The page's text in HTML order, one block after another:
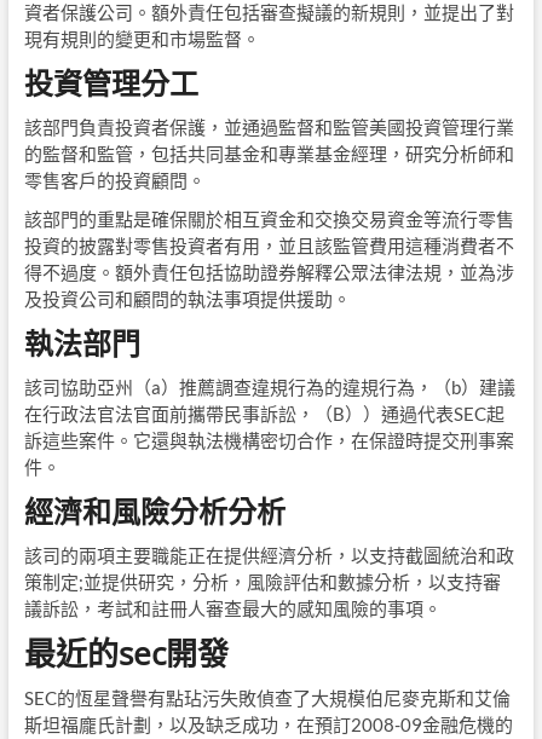
資者保護公司。額外責任包括審查擬議的新規則，並提出了對
現有規則的變更和市場監督。
投資管理分工
該部門負責投資者保護，並通過監督和監管美國投資管理行業
的監督和監管，包括共同基金和專業基金經理，研究分析師和
零售客戶的投資顧問。
該部門的重點是確保關於相互資金和交換交易資金等流行零售
投資的披露對零售投資者有用，並且該監管費用這種消費者不
得不過度。額外責任包括協助證券解釋公眾法律法規，並為涉
及投資公司和顧問的執法事項提供援助。
執法部門
該司協助亞州（a）推薦調查違規行為的違規行為，（b）建議
在行政法官法官面前攜帶民事訴訟，（B））通過代表SEC起
訴這些案件。它還與執法機構密切合作，在保證時提交刑事案
件。
經濟和風險分析分析
該司的兩項主要職能正在提供經濟分析，以支持截圖統治和政
策制定;並提供研究，分析，風險評估和數據分析，以支持審
議訴訟，考試和註冊人審查最大的感知風險的事項。
最近的sec開發
SEC的恆星聲譽有點玷污失敗偵查了大規模伯尼麥克斯和艾倫
斯坦福龐氏計劃，以及缺乏成功，在預訂2008-09金融危機的